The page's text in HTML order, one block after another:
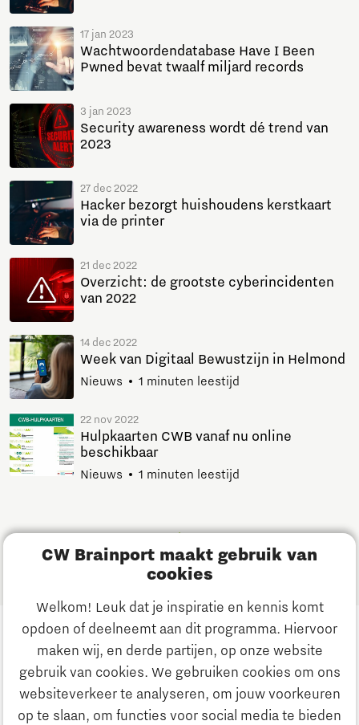
CW Brainport maakt gebruik van
cookies
Welkom! Leuk dat je inspiratie en kennis komt
opdoen of deelneemt aan dit programma. Hiervoor
maken wij, en derde partijen, op onze website
gebruik van cookies. We gebruiken cookies om ons
websiteverkeer te analyseren, om jouw voorkeuren
op te slaan, om functies voor social media te bieden
17 jan 2023
Wachtwoordendatabase Have I Been
Pwned bevat twaalf miljard records
3 jan 2023
Security awareness wordt dé trend van
2023
27 dec 2022
Hacker bezorgt huishoudens kerstkaart
via de printer
21 dec 2022
Overzicht: de grootste cyberincidenten
van 2022
14 dec 2022
Week van Digitaal Bewustzijn in Helmond
Nieuws 1 minuten leestijd
22 nov 2022
Hulpkaarten CWB vanaf nu online
beschikbaar
Nieuws 1 minuten leestijd
1
Volg ons